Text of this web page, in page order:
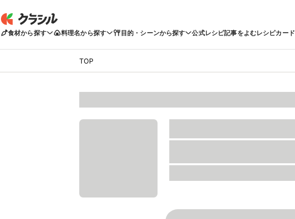
食材から探す 料理名から探す 目的・シーンから探す 公式レシピ記事をよむレシピカード
TOP